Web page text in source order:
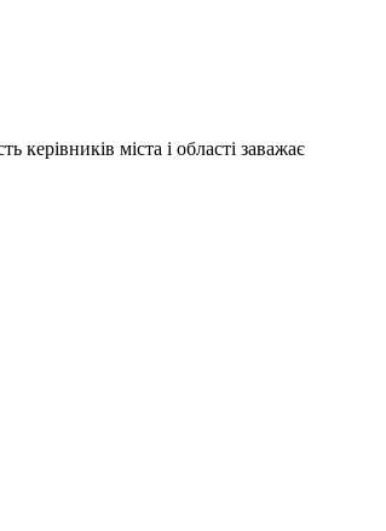
керівників міста і області заважає